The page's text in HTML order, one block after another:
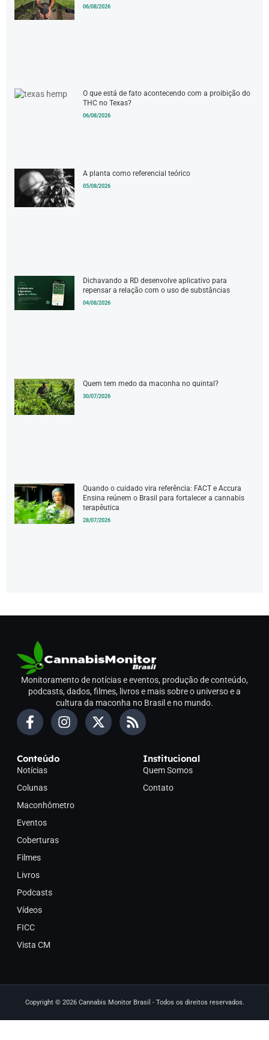
06/08/2026
O que está de fato acontecendo com a proibição do
THC no Texas?
06/08/2026
A planta como referencial teórico
05/08/2026
Dichavando a RD desenvolve aplicativo para
repensar a relação com o uso de substâncias
04/08/2026
Quem tem medo da maconha no quintal?
30/07/2026
Quando o cuidado vira referência: FACT e Accura
Ensina reúnem o Brasil para fortalecer a cannabis
terapêutica
28/07/2026
Monitoramento de notícias e eventos, produção de conteúdo,
podcasts, dados, filmes, livros e mais sobre o universo e a
cultura da maconha no Brasil e no mundo.
Conteúdo
Notícias
Colunas
Maconhômetro
Eventos
Coberturas
Filmes
Livros
Podcasts
Vídeos
FICC
Vista CM
Institucional
Quem Somos
Contato
Copyright © 2026 Cannabis Monitor Brasil - Todos os direitos reservados.